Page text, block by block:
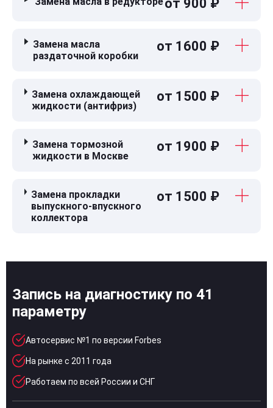
от 900 ₽
Замена масла
раздаточной коробки
от 1600 ₽
Замена охлаждающей
жидкости (антифриз)
от 1500 ₽
Замена тормозной
жидкости в Москве
от 1900 ₽
Замена прокладки
выпускного-впускного
коллектора
от 1500 ₽
Запись на диагностику по 41
параметру
Автосервис №1 по версии Forbes
На рынке с 2011 года
Работаем по всей России и СНГ